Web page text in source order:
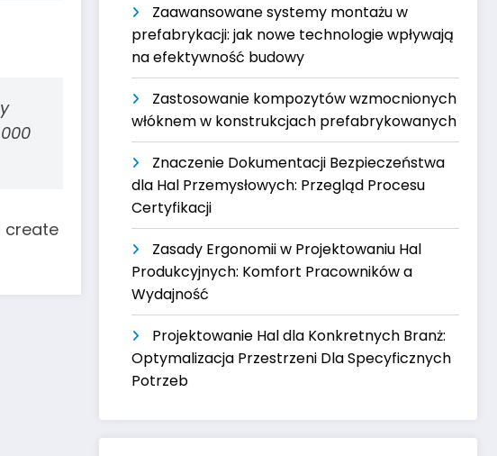
create
Zaawansowane systemy montażu w
prefabrykacji: jak nowe technologie wpływają
na efektywność budowy
Zastosowanie kompozytów wzmocnionych
włóknem w konstrukcjach prefabrykowanych
Znaczenie Dokumentacji Bezpieczeństwa
dla Hal Przemysłowych: Przegląd Procesu
Certyfikacji
Zasady Ergonomii w Projektowaniu Hal
Produkcyjnych: Komfort Pracowników a
Wydajność
Projektowanie Hal dla Konkretnych Branż:
Optymalizacja Przestrzeni Dla Specyficznych
Potrzeb